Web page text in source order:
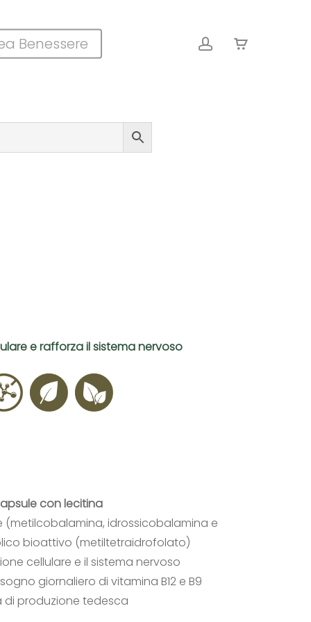
Benessere account
e rafforza il sistema nervoso
con lecitina
(metilcobalamina, idrossicobalamina e
bioattivo (metiltetraidrofolato)
cellulare e il sistema nervoso
giornaliero di vitamina B12 e B9
di produzione tedesca